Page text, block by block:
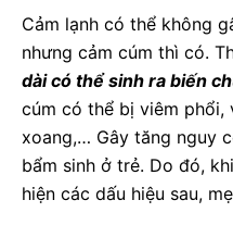
Cảm lạnh có thể không
nhưng cảm cúm thì có.
dài có thể sinh ra biến
cúm có thể bị viêm phổi,
xoang,… Gây tăng nguy
bẩm sinh ở trẻ. Do đó,
hiện các dấu hiệu sau,